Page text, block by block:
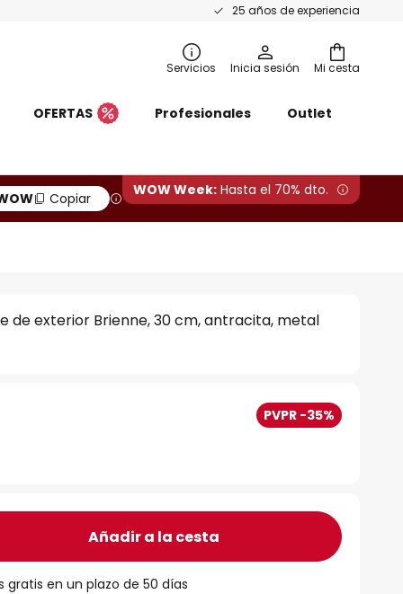
25 años de experiencia
Mi cesta
Servicios Inicia sesión
OFERTAS Profesionales Outlet
Copiar WOW Week: Hasta el 70% dto.
de exterior Brienne, 30 cm, antracita, metal
PVPR -35%
Añadir a la cesta
gratis en un plazo de 50 días